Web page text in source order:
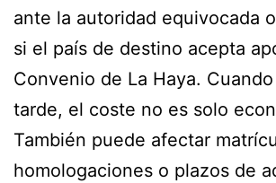
ante la autoridad equivocada
si el país de destino acepta
Convenio de La Haya.
tarde, el coste no es solo
También puede afectar
homologaciones o plazos de